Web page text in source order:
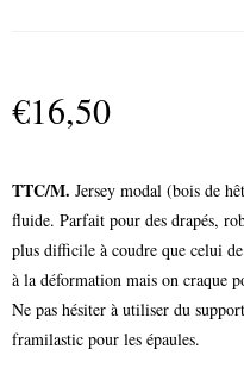
€16,50
TTC/M. Jersey modal (bois de
fluide. Parfait pour des drapés,
plus difficile à coudre que celui
à la déformation mais on craque
Ne pas hésiter à utiliser du
framilastic pour les épaules.